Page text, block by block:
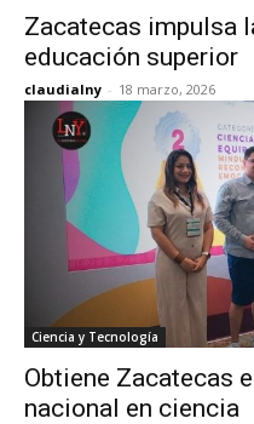
Zacatecas impulsa
educación superior
claudialny - 18 marzo, 2026
Ciencia y Tecnología
Obtiene Zacatecas
nacional en ciencia